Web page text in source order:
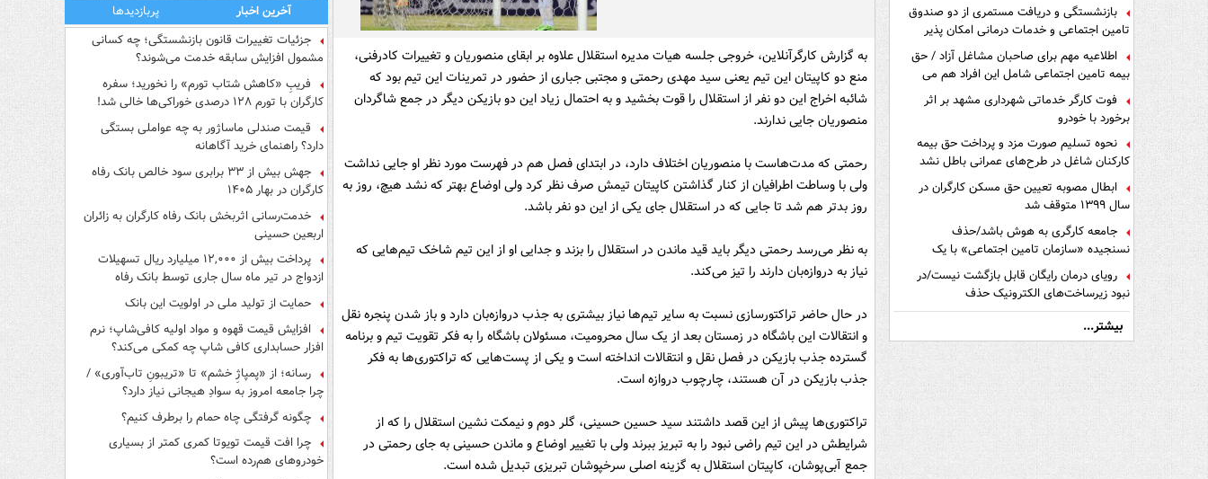
بازنشستگی و دریافت مستمری از دو صندوق
تامین اجتماعی و خدمات درمانی امکان پذیر
است ؟
اطلاعیه مهم برای صاحبان مشاغل آزاد / حق
بیمه تامین اجتماعی شامل این افراد هم می
شودفوت کارگر خدماتی شهرداری مشهد بر اثر
برخورد با خودرو
نحوه تسلیم صورت مزد و پرداخت حق بیمه
کارکنان شاغل در طرح‌های عمرانی باطل نشد
ابطال مصوبه تعیین حق مسکن کارگران در
سال ۱۳۹۹ متوقف شد
جامعه کارگری به هوش باشد/حذف
نسنجیده «سازمان تامین اجتماعی» با یک
تفاهم نامه!
رویای درمان رایگان قابل بازگشت نیست/در
نبود زیرساخت‌های الکترونیک حذف
دفترچه‌های بیمه اشتباه مضاعف است
بیشتر...
به گزارش کارگرآنلاین، خروجی جلسه هیات مدیره استقلال علاوه بر ابقای منصوریان و تغییرات کادرفنی،
منع دو کاپیتان این تیم یعنی سید مهدی رحمتی و مجتبی جباری از حضور در تمرینات این تیم بود که
شائبه اخراج این دو نفر از استقلال را قوت بخشید و به احتمال زیاد این دو بازیکن دیگر در جمع شاگردان
منصوریان جایی ندارند.
رحمتی که مدت‌هاست با منصوریان اختلاف دارد، در ابتدای فصل هم در فهرست مورد نظر او جایی نداشت
ولی با وساطت اطرافیان از کنار گذاشتن کاپیتان تیمش صرف نظر کرد ولی اوضاع بهتر که نشد هیچ، روز به
روز بدتر هم شد تا جایی که در استقلال جای یکی از این دو نفر باشد.
به نظر می‌رسد رحمتی دیگر باید قید ماندن در استقلال را بزند و جدایی او از این تیم شاخک تیم‌هایی که
نیاز به دروازه‌بان دارند را تیز می‌کند.
در حال حاضر تراکتورسازی نسبت به سایر تیم‌ها نیاز بیشتری به جذب دروا‌زه‌بان دارد و باز شدن پنجره نقل
و انتقالات این باشگاه در زمستان بعد از یک سال محرومیت، مسئولان باشگاه را به فکر تقویت تیم و برنامه
گسترده جذب بازیکن در فصل نقل و انتقالات انداخته است و یکی از پست‌هایی که تراکتوری‌ها به فکر
جذب بازیکن در آن هستند، چارچوب دروازه است.
تراکتوری‌ها پیش از این قصد داشتند سید حسین حسینی، گلر دوم و نیمکت نشین استقلال را که از
شرایطش در این تیم راضی نبود را به تبریز ببرند ولی با تغییر اوضاع و ماندن حسینی به جای رحمتی در
جمع آبی‌پوشان، کاپیتان استقلال به گزینه اصلی سرخپوشان تبریزی تبدیل شده است.
آخرین اخبار
پربازدیدها
جزئیات تغییرات قانون بازنشستگی؛ چه کسانی
مشمول افزایش سابقه خدمت می‌شوند؟
فریبِ «کاهش شتاب تورم» را نخورید؛ سفره
کارگران با تورم ۱۲۸ درصدی خوراکی‌ها خالی شد!
قیمت صندلی ماساژور به چه عواملی بستگی
دارد؟ راهنمای خرید آگاهانه
جهش بیش از ۳۳ برابری سود خالص بانک رفاه
کارگران در بهار ۱۴۰۵
خدمت‌رسانی اثربخش بانک رفاه کارگران به زائران
اربعین حسینی
پرداخت بیش از ۱۲,۰۰۰ میلیارد ریال تسهیلات
ازدواج در تیر ماه سال جاری توسط بانک رفاه
کارگران
حمایت از تولید ملی در اولویت این بانک
افزایش قیمت قهوه و مواد اولیه کافی‌شاپ؛ نرم
افزار حسابداری کافی شاپ چه کمکی می‌کند؟
رسانه؛ از «پمپاژِ خشم» تا «تریبونِ تاب‌آوری» /
چرا جامعه امروز به سوادِ هیجانی نیاز دارد؟
چگونه گرفتگی چاه حمام را برطرف کنیم؟
چرا افت قیمت تویوتا کمری کمتر از بسیاری
خودروهای هم‌رده است؟